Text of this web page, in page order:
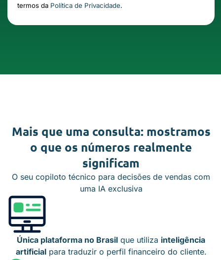
termos da Política de Privacidade.
Mais que uma consulta: mostramos
o que os números realmente
significam
O seu copiloto técnico para decisões de vendas com
uma IA exclusiva
Única plataforma no Brasil que utiliza inteligência
artificialpara traduzir o perfil financeiro do cliente.